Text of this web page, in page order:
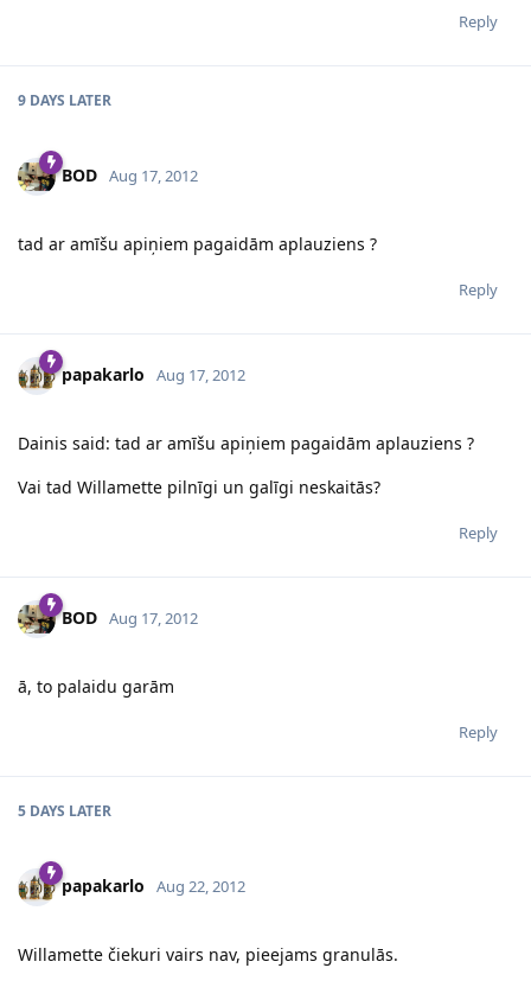
Reply
9 DAYS LATER
BOD Aug 17, 2012
tad ar amīšu apiņiem pagaidām aplauziens ?
Reply
papakarlo Aug 17, 2012
Dainis said: tad ar amīšu apiņiem pagaidām aplauziens ?
Vai tad Willamette pilnīgi un galīgi neskaitās?
Reply
BOD Aug 17, 2012
ā, to palaidu garām
Reply
5 DAYS LATER
papakarlo Aug 22, 2012
Willamette čiekuri vairs nav, pieejams granulās.